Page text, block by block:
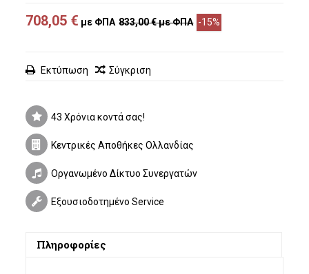
708,05 € με ΦΠΑ 833,00 €με ΦΠΑ -15%
Εκτύπωση Σύγκριση
43 Χρόνια κοντά σας!
Κεντρικές Αποθήκες Ολλανδίας
Οργανωμένο Δίκτυο Συνεργατών
Εξουσιοδοτημένο Service
Πληροφορίες